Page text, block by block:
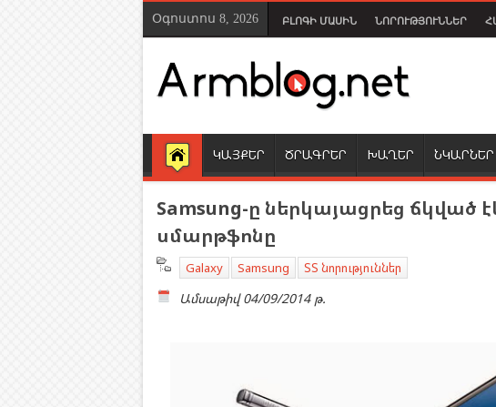
Օգոստոս 8, 2026 ԲԼՈԳԻ ՄԱՍԻՆ ՆՈՐՈՒԹՅՈՒՆՆԵՐ
ԿԱՅՔԵՐ ԾՐԱԳՐԵՐ ԽԱՂԵՐ ՆԿԱՐՆԵՐ
Samsung-ը ներկայացրեց ճկված
սմարթֆոնը
Galaxy Samsung ՏՏ նորություններ
Ամսաթիվ 04/09/2014 թ.